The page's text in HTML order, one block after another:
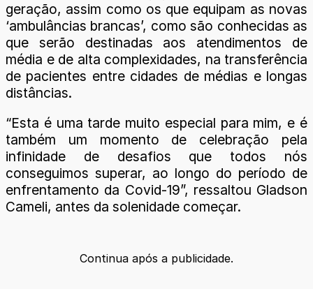
geração, assim como os que equipam as novas
‘ambulâncias brancas’, como são conhecidas as
que serão destinadas aos atendimentos de
média e de alta complexidades, na transferência
de pacientes entre cidades de médias e longas
distâncias.
“Esta é uma tarde muito especial para mim, e é
também um momento de celebração pela
infinidade de desafios que todos nós
conseguimos superar, ao longo do período de
enfrentamento da Covid-19”, ressaltou Gladson
Cameli, antes da solenidade começar.
Continua após a publicidade.